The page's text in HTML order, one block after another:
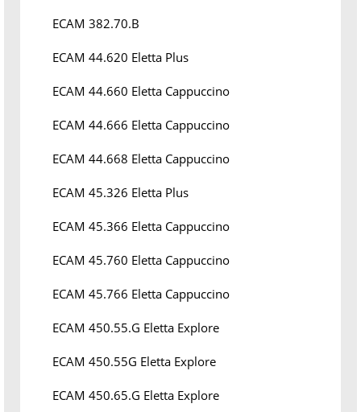
ECAM 382.70.B
ECAM 44.620 Eletta Plus
ECAM 44.660 Eletta Cappuccino
ECAM 44.666 Eletta Cappuccino
ECAM 44.668 Eletta Cappuccino
ECAM 45.326 Eletta Plus
ECAM 45.366 Eletta Cappuccino
ECAM 45.760 Eletta Cappuccino
ECAM 45.766 Eletta Cappuccino
ECAM 450.55.G Eletta Explore
ECAM 450.55G Eletta Explore
ECAM 450.65.G Eletta Explore